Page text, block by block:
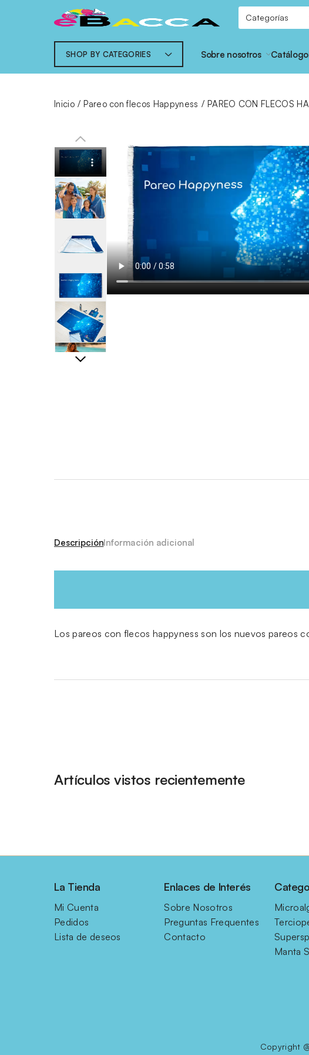
SHOP BY CATEGORIES Sobre nosotros Catálogo
Inicio Pareo con flecos Happyness PAREO CON FLECOS
DescripciónInformación adicional
Los pareos con flecos happyness son los nuevos pareos
Artículos vistos recientemente
La Tienda
Mi Cuenta
Pedidos
Lista de deseos
Enlaces de Interés
Sobre Nosotros
Preguntas Frequentes
Contacto
Manta
Copyright